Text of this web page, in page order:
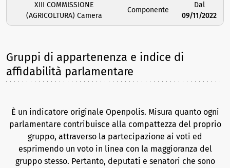
XIII COMMISSIONE
(AGRICOLTURA) Camera
Componente
Dal
09/11/2022
Gruppi di appartenenza e indice di
affidabilità parlamentare
È un indicatore originale Openpolis. Misura quanto ogni
parlamentare contribuisce alla compattezza del proprio
gruppo, attraverso la partecipazione ai voti ed
esprimendo un voto in linea con la maggioranza del
gruppo stesso. Pertanto, deputati e senatori che sono